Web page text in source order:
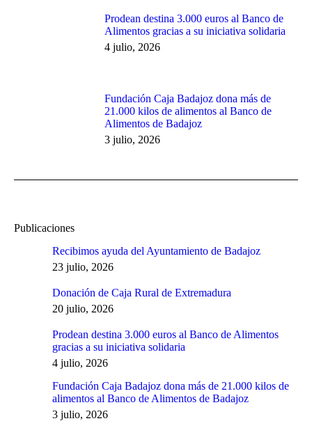
Prodean destina 3.000 euros al Banco de
Alimentos gracias a su iniciativa solidaria
4 julio, 2026
Fundación Caja Badajoz dona más de
21.000 kilos de alimentos al Banco de
Alimentos de Badajoz
3 julio, 2026
Publicaciones
Recibimos ayuda del Ayuntamiento de Badajoz
23 julio, 2026
Donación de Caja Rural de Extremadura
20 julio, 2026
Prodean destina 3.000 euros al Banco de Alimentos
gracias a su iniciativa solidaria
4 julio, 2026
Fundación Caja Badajoz dona más de 21.000 kilos de
alimentos al Banco de Alimentos de Badajoz
3 julio, 2026